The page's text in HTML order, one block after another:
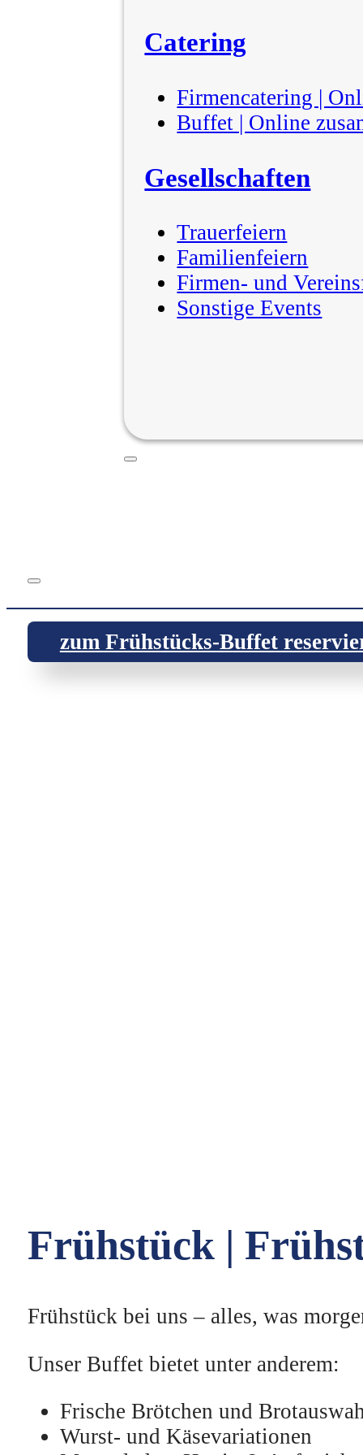
Catering
Firmencatering |
Buffet | Online
Gesellschaften
Trauerfeiern
Familienfeiern
Firmen- und
Sonstige Events
zum Frühstücks-Buffet
Frühstück |
Frühstück bei uns – alles, was
Unser Buffet bietet unter anderem:
Frische Brötchen und
Wurst- und Käsevariationen